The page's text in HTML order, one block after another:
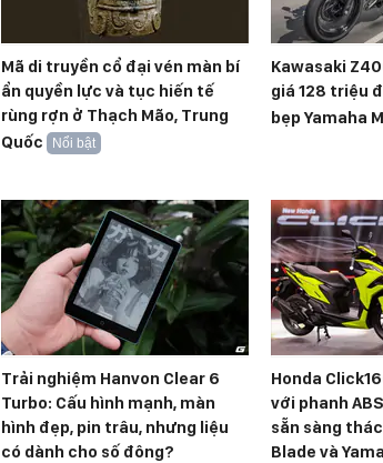
Mã di truyền cổ đại vén màn bí
ẩn quyền lực và tục hiến tế
rùng rợn ở Thạch Mão, Trung
Quốc
Nổi bật
Kawasaki
giá 128 triệu
bẹp Yamaha
Trải nghiệm Hanvon Clear 6
Turbo: Cấu hình mạnh, màn
hình đẹp, pin trâu, nhưng liệu
có dành cho số đông?
Honda
với phanh
sẵn sàng
Blade và